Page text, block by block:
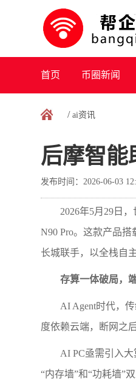
首页 币圈新闻
/ ai资讯
后摩智能
发布时间：2026-06-03
2026年5月29日
N90 Pro。这款产品
长城联手，以全栈自
存算一体破局，
AI Agent时代，
度依赖云端，断网之
AI PC亟需引入
“内存墙”和“功耗墙”